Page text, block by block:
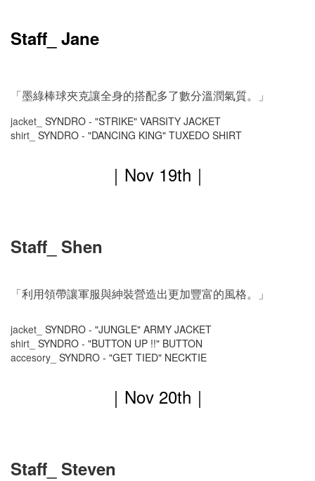
Staff_ Jane
「墨綠棒球夾克讓全身的搭配多了數分溫潤氣質。」
jacket_ SYNDRO - "STRIKE" VARSITY JACKET
shirt_ SYNDRO - "DANCING KING" TUXEDO SHIRT
｜ Nov19th｜
Staff_ Shen
「利用領帶讓軍服與紳裝營造出更加豐富的風格。」
jacket_ SYNDRO - "JUNGLE" ARMY JACKET
shirt_ SYNDRO - "BUTTON UP !!" BUTTON
accesory_ SYNDRO - "GET TIED" NECKTIE
｜ Nov20th｜
Staff_ Steven